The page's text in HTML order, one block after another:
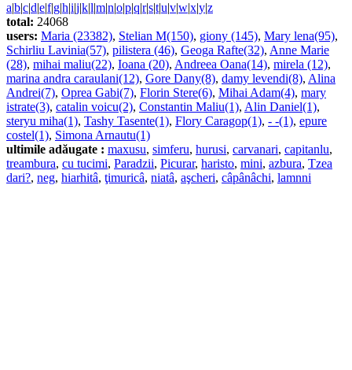
a|b|c|d|e|f|g|h|i|j|k|l|m|n|o|p|q|r|s|t|u|v|w|x|y|z
total: 24068
users: Maria (23382), Stelian M(150), giony (145), Mary lena(95),
Schirliu Lavinia(57), pilistera (46), Geoga Rafte(32), Anne Marie
(28), mihai maliu(22), Ioana (20), Andreea Oana(14), mirela (12),
marina andra caraulani(12), Gore Dany(8), damy levendi(8), Alina
Andrei(7), Oprea Gabi(7), Florin Stere(6), Mihai Adam(4), mary
istrate(3), catalin voicu(2), Constantin Maliu(1), Alin Daniel(1),
steryu miha(1), Tashy Tasente(1), Flory Caragop(1), - -(1), epure
costel(1), Simona Arnautu(1)
ultimile adăugate : maxusu, simferu, hurusi, carvanari, capitanlu,
treambura, cu tucimi, Paradzii, Picurar, haristo, mini, azbura, Tzea
dari?, neg, hiarhitâ, ţimuricâ, niatâ, aşcheri, câpânâchi, lamnni